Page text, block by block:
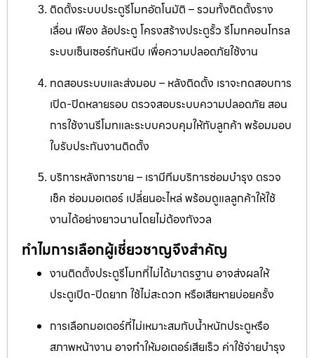
ติดตั้งระบบประตูรีโมทอัตโนมัติ – รวมทั้งติดตั้งราง
เลื่อน เฟือง ล้อประตู โครงสร้างประตูรั้ว รีโมทคอนโทรล
ระบบเซ็นเซอร์กันหนีบ เพื่อความปลอดภัยใช้งาน
ทดสอบระบบและส่งมอบ – หลังติดตั้ง เราจะทดสอบการ
เปิด-ปิดหลายรอบ ตรวจสอบระบบความปลอดภัย สอน
การใช้งานรีโมทและระบบควบคุมให้กับลูกค้า พร้อมมอบ
ใบรับประกันงานติดตั้ง
บริการหลังการขาย – เรามีทีมบริการซ่อมบำรุง ตรวจ
เช็ค ซ่อมมอเตอร์ เปลี่ยนอะไหล่ พร้อมดูแลลูกค้าให้ใช้
งานได้อย่างยาวนานโดยไม่ต้องกังวล
ทำไมการเลือกผู้เชี่ยวชาญจึงสำคัญ
งานติดตั้งประตูรีโมทที่ไม่ได้มาตรฐาน อาจส่งผลให้
ประตูเปิด-ปิดยาก ใช้ไม่สะดวก หรือเสียหายบ่อยครั้ง
การเลือกมอเตอร์ที่ไม่เหมาะสมกับน้ำหนักประตูหรือ
สภาพหน้างาน อาจทำให้มอเตอร์เสียเร็ว ค่าใช้จ่ายบำรุง